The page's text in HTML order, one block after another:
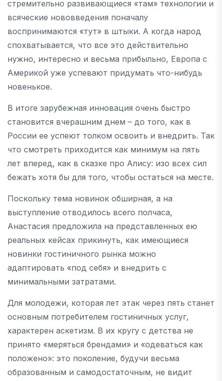
стремительно развивающиеся «там» технологии и
всяческие нововведения поначалу
воспринимаются «тут» в штыки. А когда народ
спохватывается, что все это действительно
нужно, интересно и весьма прибыльно, Европа с
Америкой уже успевают придумать что-нибудь
новенькое.
В итоге зарубежная инновация очень быстро
становится вчерашним днем – до того, как в
России ее успеют толком освоить и внедрить. Так
что смотреть приходится как минимум на пять
лет вперед, как в сказке про Алису: изо всех сил
бежать хотя бы для того, чтобы остаться на месте.
Поскольку тема новинок обширная, а на
выступление отводилось всего полчаса,
Анастасия предложила на представленных ею
реальных кейсах прикинуть, как имеющиеся
новинки гостиничного рынка можно
адаптировать «под себя» и внедрить с
минимальными затратами.
Для молодежи, которая лет этак через пять станет
основным потребителем гостиничных услуг,
характерен аскетизм. В их кругу с детства не
принято «меряться брендами» и «одеваться как
положено»: это поколение, будучи весьма
образованным и самодостаточным, не видит